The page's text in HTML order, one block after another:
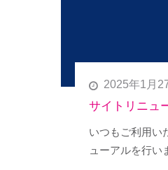
2025年1月
サイトリニュ
いつもご利用い
ューアルを行